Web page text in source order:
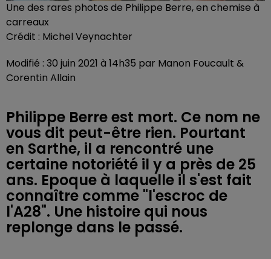
Une des rares photos de Philippe Berre, en chemise à
carreaux
Crédit : Michel Veynachter
Modifié : 30 juin 2021 à 14h35 par Manon Foucault &
Corentin Allain
Philippe Berre est mort. Ce nom ne
vous dit peut-être rien. Pourtant
en Sarthe, il a rencontré une
certaine notoriété il y a près de 25
ans. Epoque à laquelle il s'est fait
connaître comme "l'escroc de
l'A28". Une histoire qui nous
replonge dans le passé.